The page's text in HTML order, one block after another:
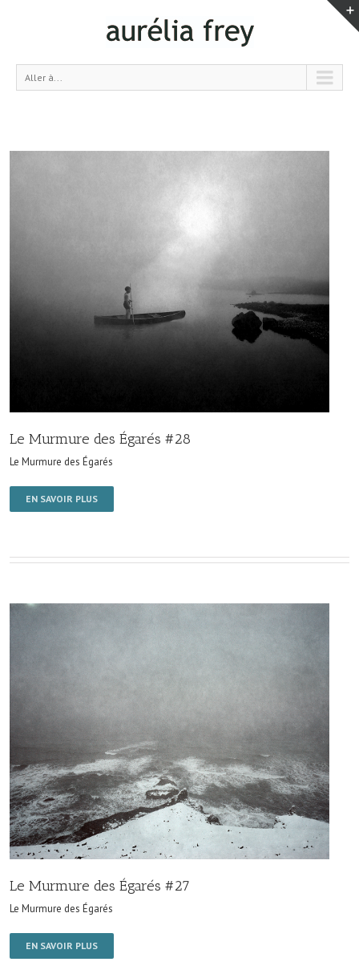
Aller à...
Le Murmure des Égarés #28
Le Murmure des Égarés
EN SAVOIR PLUS
Le Murmure des Égarés #27
Le Murmure des Égarés
EN SAVOIR PLUS